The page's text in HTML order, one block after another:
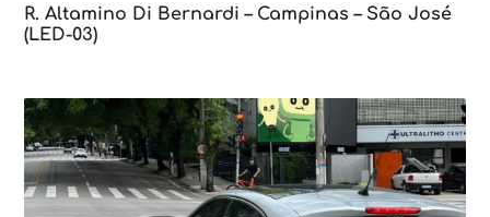
R. Altamino Di Bernardi – Campinas – São José
(LED-03)